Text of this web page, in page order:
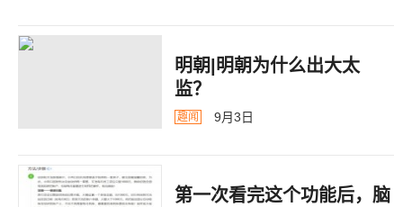
明朝|明朝为什么出大太
监？ ​​​
趣闻 9月3日
第一次看完这个功能后，脑